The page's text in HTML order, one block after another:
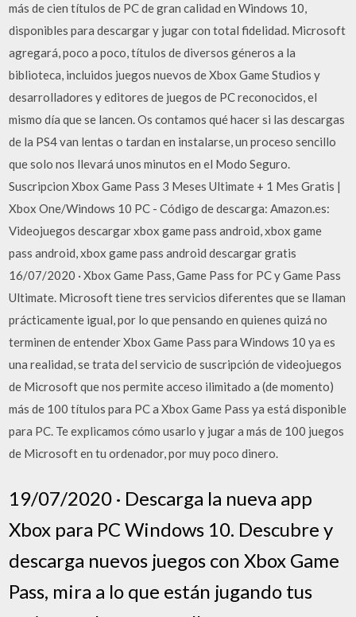
más de cien títulos de PC de gran calidad en Windows 10,
disponibles para descargar y jugar con total fidelidad. Microsoft
agregará, poco a poco, títulos de diversos géneros a la
biblioteca, incluidos juegos nuevos de Xbox Game Studios y
desarrolladores y editores de juegos de PC reconocidos, el
mismo día que se lancen. Os contamos qué hacer si las descargas
de la PS4 van lentas o tardan en instalarse, un proceso sencillo
que solo nos llevará unos minutos en el Modo Seguro.
Suscripcion Xbox Game Pass 3 Meses Ultimate + 1 Mes Gratis |
Xbox One/Windows 10 PC - Código de descarga: Amazon.es:
Videojuegos descargar xbox game pass android, xbox game
pass android, xbox game pass android descargar gratis
16/07/2020 · Xbox Game Pass, Game Pass for PC y Game Pass
Ultimate. Microsoft tiene tres servicios diferentes que se llaman
prácticamente igual, por lo que pensando en quienes quizá no
terminen de entender Xbox Game Pass para Windows 10 ya es
una realidad, se trata del servicio de suscripción de videojuegos
de Microsoft que nos permite acceso ilimitado a (de momento)
más de 100 títulos para PC a Xbox Game Pass ya está disponible
para PC. Te explicamos cómo usarlo y jugar a más de 100 juegos
de Microsoft en tu ordenador, por muy poco dinero.
19/07/2020 · Descarga la nueva app
Xbox para PC Windows 10. Descubre y
descarga nuevos juegos con Xbox Game
Pass, mira a lo que están jugando tus